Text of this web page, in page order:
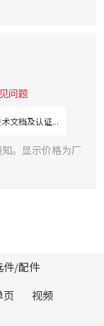
问题
文档及认证...
。显示价格为厂
件/配件
页
视频